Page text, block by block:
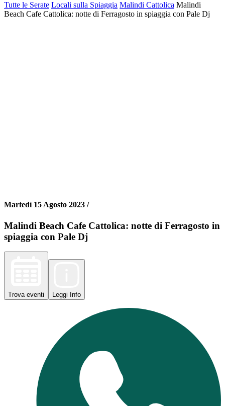
Tutte le Serate Locali sulla Spiaggia Malindi Cattolica Malindi
Beach Cafe Cattolica: notte di Ferragosto in spiaggia con Pale Dj
Martedì 15 Agosto 2023 /
Malindi Beach Cafe Cattolica: notte di Ferragosto in
spiaggia con Pale Dj
Trova eventi Leggi Info